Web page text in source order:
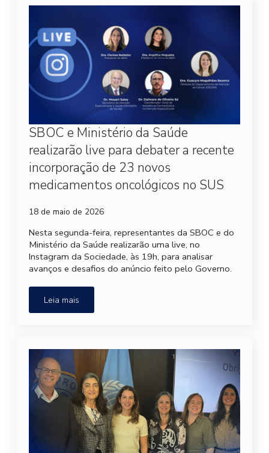
SBOC e Ministério da Saúde
realizarão live para debater a recente
incorporação de 23 novos
medicamentos oncológicos no SUS
18 de maio de 2026
Nesta segunda-feira, representantes da SBOC e do
Ministério da Saúde realizarão uma live, no
Instagram da Sociedade, às 19h, para analisar
avanços e desafios do anúncio feito pelo Governo.
Leia mais